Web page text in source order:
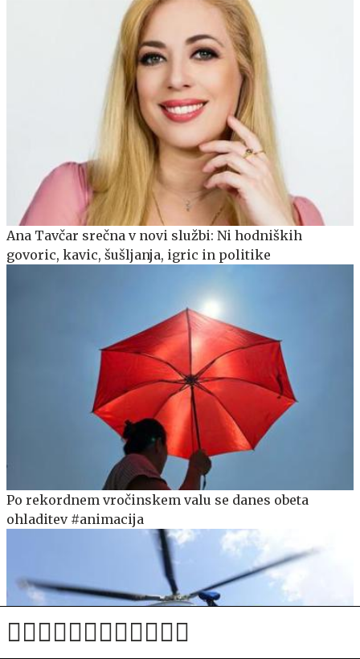
Ana Tavčar srečna v novi službi: Ni hodniških
govoric, kavic, šušljanja, igric in politike
Po rekordnem vročinskem valu se danes obeta
ohladitev #animacija